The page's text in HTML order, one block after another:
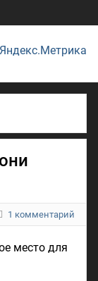
1 комментарий
место для